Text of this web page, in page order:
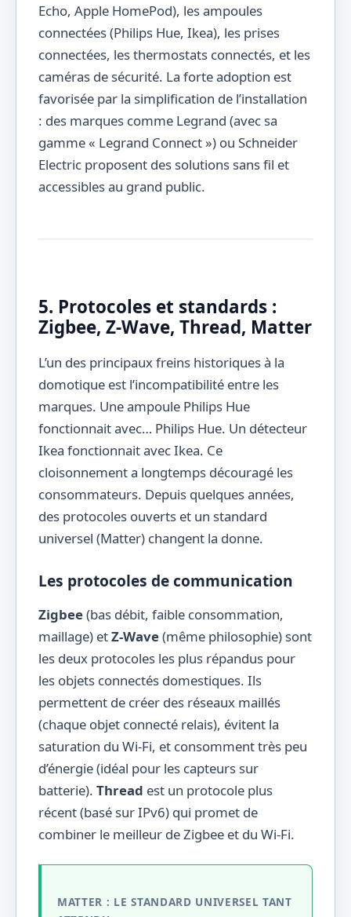
Echo, Apple HomePod), les ampoules
connectées (Philips Hue, Ikea), les prises
connectées, les thermostats connectés, et les
caméras de sécurité. La forte adoption est
favorisée par la simplification de l’installation
: des marques comme Legrand (avec sa
gamme « Legrand Connect ») ou Schneider
Electric proposent des solutions sans fil et
accessibles au grand public.
5. Protocoles et standards :
Zigbee, Z-Wave, Thread, Matter
L’un des principaux freins historiques à la
domotique est l’incompatibilité entre les
marques. Une ampoule Philips Hue
fonctionnait avec… Philips Hue. Un détecteur
Ikea fonctionnait avec Ikea. Ce
cloisonnement a longtemps découragé les
consommateurs. Depuis quelques années,
des protocoles ouverts et un standard
universel (Matter) changent la donne.
Les protocoles de communication
Zigbee(bas débit, faible consommation,
maillage) etZ-Wave(même philosophie) sont
les deux protocoles les plus répandus pour
les objets connectés domestiques. Ils
permettent de créer des réseaux maillés
(chaque objet connecté relais), évitent la
saturation du Wi-Fi, et consomment très peu
d’énergie (idéal pour les capteurs sur
batterie). Thread est un protocole plus
récent (basé sur IPv6) qui promet de
combiner le meilleur de Zigbee et du Wi-Fi.
MATTER : LE STANDARD UNIVERSEL TANT